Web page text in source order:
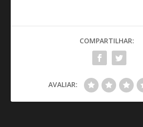
COMPARTILHAR:
AVALIAR: